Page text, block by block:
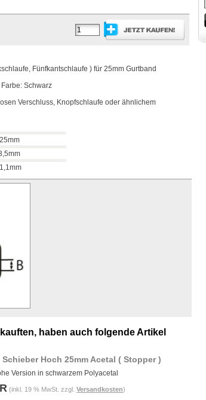
Fünfkantschlaufe ) für 25mm Gurtband
Schwarz
Verschluss, Knopfschlaufe oder ähnlichem
haben auch folgende Artikel
Schieber Hoch 25mm Acetal ( Stopper )
Version in schwarzem Polyacetal
(inkl. 19 % MwSt. zzgl. Versandkosten)